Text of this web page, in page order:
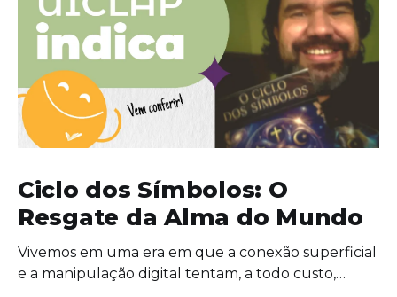
Ciclo dos Símbolos: O
Resgate da Alma do Mundo
Vivemos em uma era em que a conexão superficial
e a manipulação digital tentam, a todo custo,